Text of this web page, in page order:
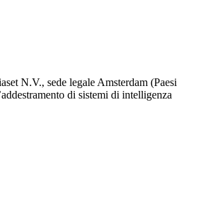
N.V., sede legale Amsterdam (Paesi
di sistemi di intelligenza